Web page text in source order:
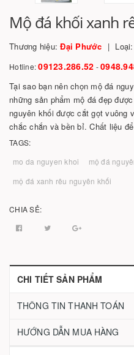
Mộ đá khối xanh
Thương hiệu:Đại Phước
Hotline:09123.286.52 -
Tại sao bạn nên chọn mộ đá
những sản phẩm mộ đá đẹp
nguyên khối được cắt gọt vuông
chắc chắn và bền bỉ. Chất liệu
TAGS:
mo da nguyen khoi
mộ đá
mộ đá xanh rêu nguyên khối
CHIA SẺ:
CHI TIẾT SẢN PHẨM
THÔNG TIN THANH TOÁN
HƯỚNG DẪN MUA HÀNG